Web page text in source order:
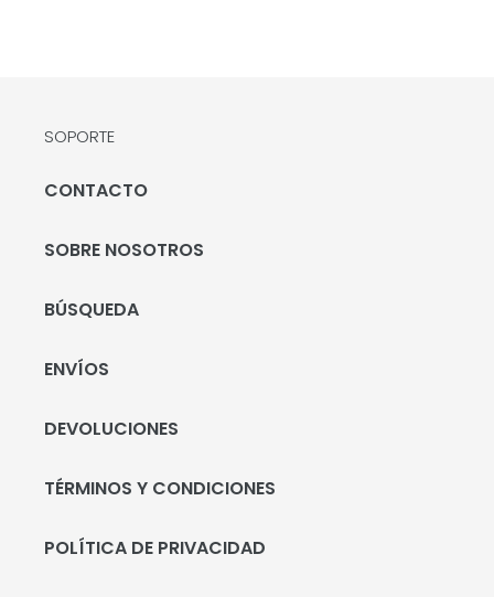
SOPORTE
CONTACTO
SOBRE NOSOTROS
BÚSQUEDA
ENVÍOS
DEVOLUCIONES
TÉRMINOS Y CONDICIONES
POLÍTICA DE PRIVACIDAD